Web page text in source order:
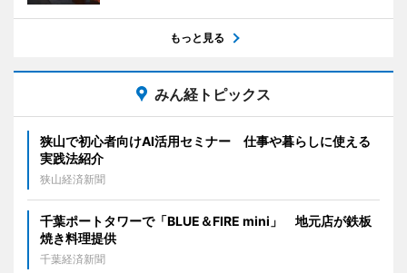
もっと見る
みん経トピックス
狭山で初心者向けAI活用セミナー 仕事や暮らしに使える
実践法紹介
狭山経済新聞
千葉ポートタワーで「BLUE＆FIRE mini」 地元店が鉄板
焼き料理提供
千葉経済新聞